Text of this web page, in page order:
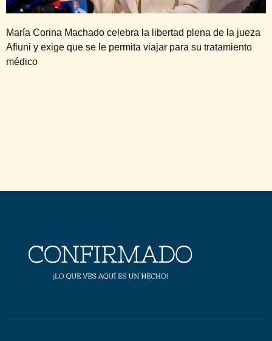
María Corina Machado celebra la libertad plena de la jueza
Afiuni y exige que se le permita viajar para su tratamiento
médico